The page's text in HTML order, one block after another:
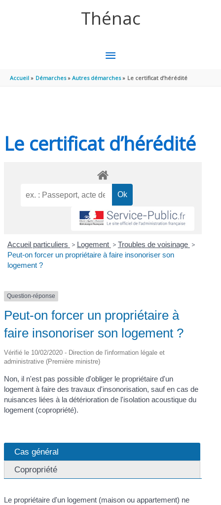
Thénac
MENU
PRINCIPAL
Accueil Démarches Autres démarches Le certificat d’hérédité
Le certificat d’hérédité
Accueil particuliers > Logement > Troubles de voisinage >
Peut-on forcer un propriétaire à faire insonoriser son
logement ?
Question-réponse
Peut-on forcer un propriétaire à
faire insonoriser son logement ?
Vérifié le 10/02/2020 - Direction de l'information légale et
administrative (Première ministre)
Non, il n'est pas possible d'obliger le propriétaire d'un
logement à faire des travaux d'insonorisation, sauf en cas de
nuisances liées à la détérioration de l'isolation acoustique du
logement (copropriété).
Cas général
Copropriété
Le propriétaire d'un logement (maison ou appartement) ne